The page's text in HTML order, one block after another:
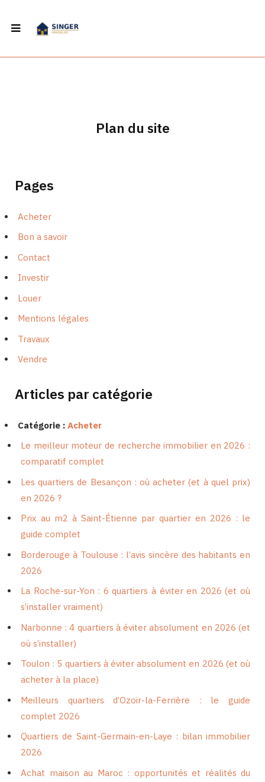
Plan du site
Pages
Acheter
Bon a savoir
Contact
Investir
Louer
Mentions légales
Travaux
Vendre
Articles par catégorie
Catégorie : Acheter
Le meilleur moteur de recherche immobilier en 2026 :
comparatif complet
Les quartiers de Besançon : où acheter (et à quel prix)
en 2026 ?
Prix au m2 à Saint-Étienne par quartier en 2026 : le
guide complet
Borderouge à Toulouse : l’avis sincère des habitants en
2026
La Roche-sur-Yon : 6 quartiers à éviter en 2026 (et où
s’installer vraiment)
Narbonne : 4 quartiers à éviter absolument en 2026 (et
où s’installer)
Toulon : 5 quartiers à éviter absolument en 2026 (et où
acheter à la place)
Meilleurs quartiers d’Ozoir-la-Ferrière : le guide
complet 2026
Quartiers de Saint-Germain-en-Laye : bilan immobilier
2026
Achat maison au Maroc : opportunités et réalités du